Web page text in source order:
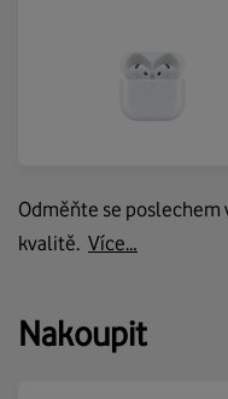
Odměňte se poslechem
kvalitě. Více…
Nakoupit